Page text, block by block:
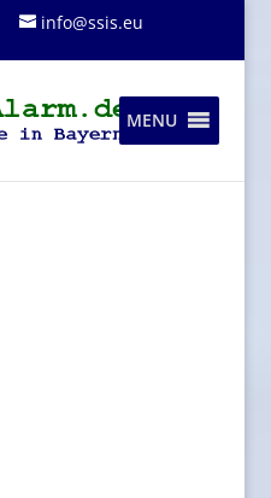
info@ssis.eu
MENU